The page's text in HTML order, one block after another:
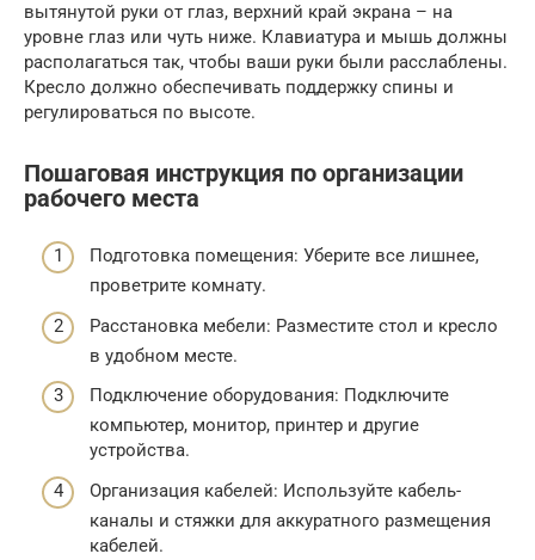
вытянутой руки от глаз, верхний край экрана – на
уровне глаз или чуть ниже. Клавиатура и мышь должны
располагаться так, чтобы ваши руки были расслаблены.
Кресло должно обеспечивать поддержку спины и
регулироваться по высоте.
Пошаговая инструкция по организации
рабочего места
Подготовка помещения: Уберите все лишнее,
проветрите комнату.
Расстановка мебели: Разместите стол и кресло
в удобном месте.
Подключение оборудования: Подключите
компьютер, монитор, принтер и другие
устройства.
Организация кабелей: Используйте кабель-
каналы и стяжки для аккуратного размещения
кабелей.